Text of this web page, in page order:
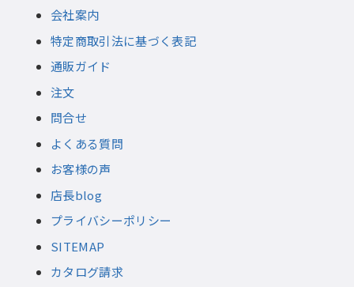
会社案内
特定商取引法に基づく表記
通販ガイド
注文
問合せ
よくある質問
お客様の声
店長blog
プライバシーポリシー
SITEMAP
カタログ請求